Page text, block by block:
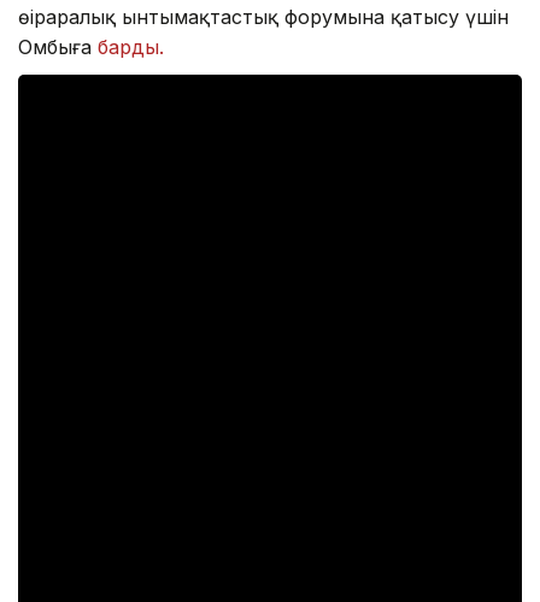
өңіраралық ынтымақтастық форумына қатысу үшін
Омбыға барды.